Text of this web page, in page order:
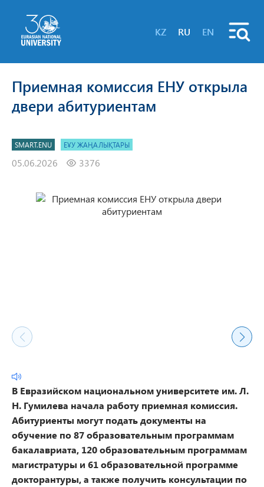
KZ RU EN
Приемная комиссия ЕНУ открыла
двери абитуриентам
SMART.ENU ЕҰУ ЖАҢАЛЫҚТАРЫ
05.06.2026 3376
В Евразийском национальном университете им. Л.
Н. Гумилева начала работу приемная комиссия.
Абитуриенты могут подать документы на
обучение по 87 образовательным программам
бакалавриата, 120 образовательным программам
магистратуры и 61 образовательной программе
докторантуры, а также получить консультации по